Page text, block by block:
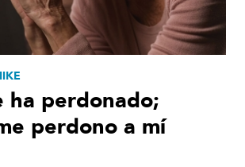
ha perdonado;
perdono a mí